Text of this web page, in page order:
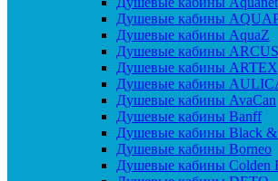
Душевые кабины
Душевые кабины AquaZ
Душевые кабины ARCUS
Душевые кабины ARTEX
Душевые кабины
Душевые кабины AvaCan
Душевые кабины Banff
Душевые кабины Black
Душевые кабины Borneo
Душевые кабины Colden